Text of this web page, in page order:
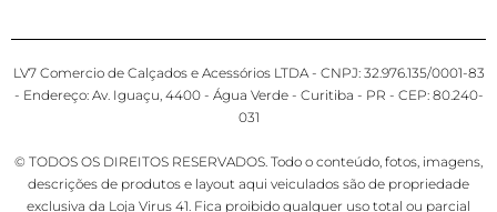
LV7 Comercio de Calçados e Acessórios LTDA - CNPJ: 32.976.135/0001-83
- Endereço: Av. Iguaçu, 4400 - Água Verde - Curitiba - PR - CEP: 80.240-
031
© TODOS OS DIREITOS RESERVADOS. Todo o conteúdo, fotos, imagens,
descrições de produtos e layout aqui veiculados são de propriedade
exclusiva da Loja Virus 41. Fica proibido qualquer uso total ou parcial